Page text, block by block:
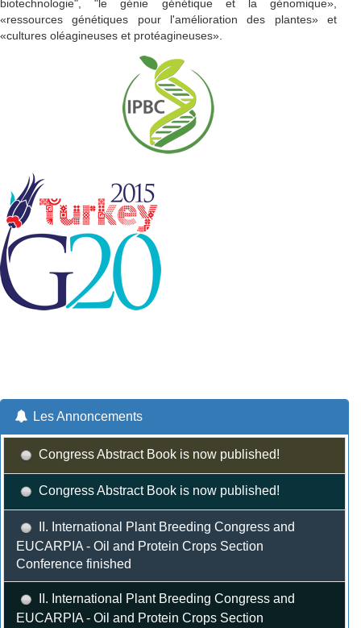
biotechnologie", "le génie génétique et la génomique»,
«ressources génétiques pour l'amélioration des plantes» et
«cultures oléagineuses et protéagineuses».
Les Annoncements
Congress Abstract Book is now published!
Congress Abstract Book is now published!
II. International Plant Breeding Congress and
EUCARPIA - Oil and Protein Crops Section
Conference finished
II. International Plant Breeding Congress and
EUCARPIA - Oil and Protein Crops Section